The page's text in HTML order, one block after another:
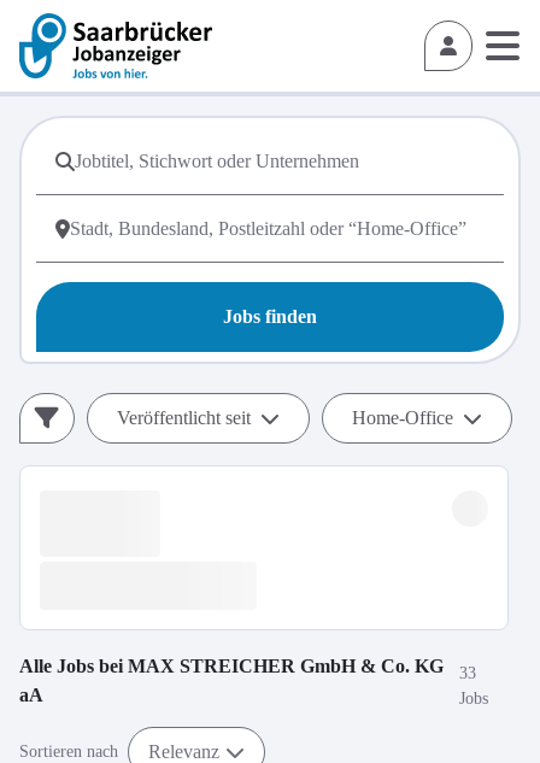
Jobs finden
Veröffentlicht seit Home-Office
Alle Jobs bei MAX STREICHER GmbH & Co. KG
aA
33
Jobs
Sortieren nach Relevanz